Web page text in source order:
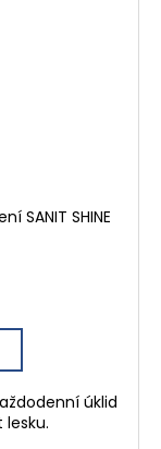
SANIT SHINE
úklid